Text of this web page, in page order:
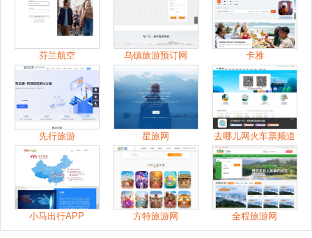
芬兰航空 乌镇旅游预订网 卡雅
先行旅游 星旅网 去哪儿网火车票频道
小马出行APP 方特旅游网 全程旅游网